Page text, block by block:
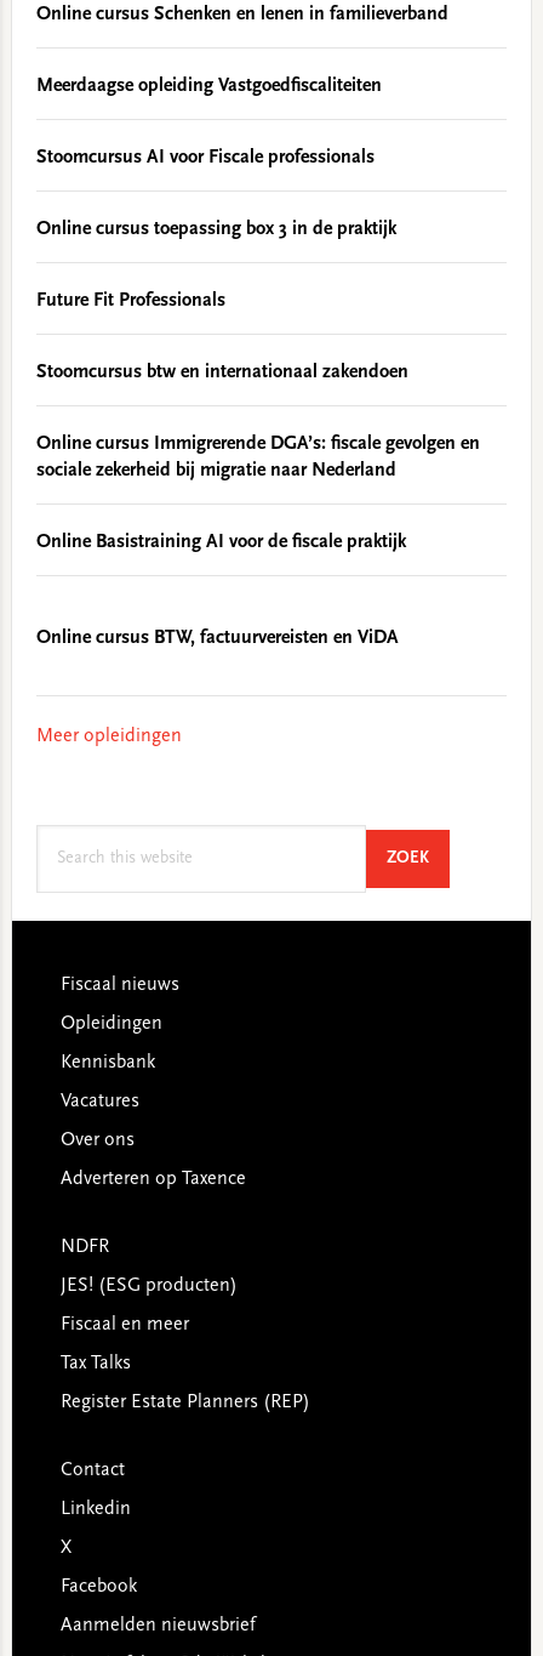
Online cursus Schenken en lenen in familieverband
Meerdaagse opleiding Vastgoedfiscaliteiten
Stoomcursus AI voor Fiscale professionals
Online cursus toepassing box 3 in de praktijk
Future Fit Professionals
Stoomcursus btw en internationaal zakendoen
Online cursus Immigrerende DGA’s: fiscale gevolgen en
sociale zekerheid bij migratie naar Nederland
Online Basistraining AI voor de fiscale praktijk
Online cursus BTW, factuurvereisten en ViDA
Meer opleidingen
ZOEKSEARCH
Footer
Fiscaal nieuws
Opleidingen
Kennisbank
Vacatures
Over ons
Adverteren op Taxence
NDFR
JES! (ESG producten)
Fiscaal en meer
Tax Talks
Register Estate Planners (REP)
Contact
Linkedin
X
Facebook
Aanmelden nieuwsbrief